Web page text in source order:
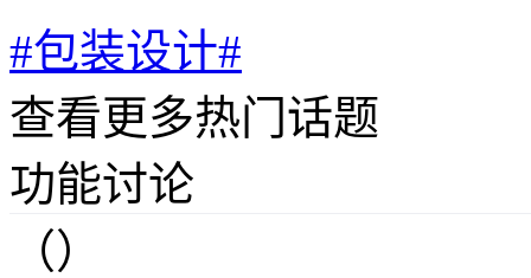
#包装设计#
查看更多热门话题
功能讨论
（）